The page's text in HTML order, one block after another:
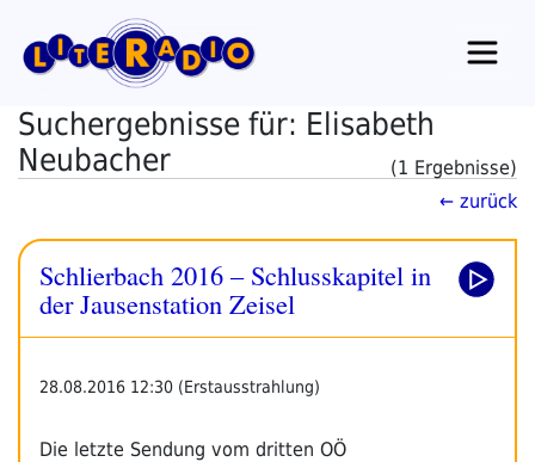
Inhalt
springen
Suchergebnisse für: Elisabeth
Neubacher
(1 Ergebnisse)
← zurück
Schlierbach 2016 – Schlusskapitel in
der Jausenstation Zeisel
28.08.2016 12:30 (Erstausstrahlung)
Die letzte Sendung vom dritten OÖ